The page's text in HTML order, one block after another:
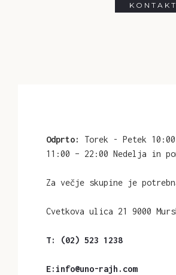
KONTAKT
Odprto: Torek - Petek
11:00 – 22:00
Nedelja in
Za večje skupine je
Cvetkova ulica 21 9000
T: (02) 523 1238
E:info@uno-rajh.com